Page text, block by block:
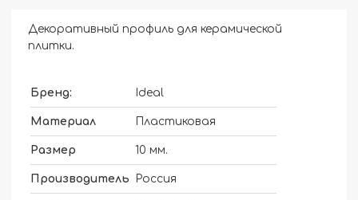
Декоративный профиль для керамической
плитки.
Бренд: Ideal
Материал Пластиковая
Размер 10 мм.
Производитель Россия